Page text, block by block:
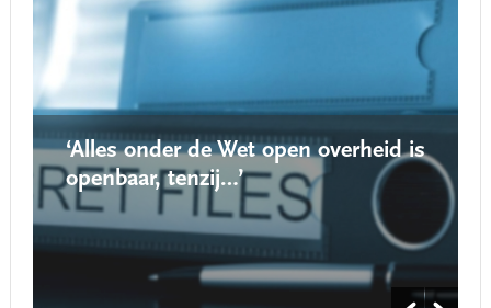
‘Alles onder de Wet open overheid is
openbaar, tenzij…’